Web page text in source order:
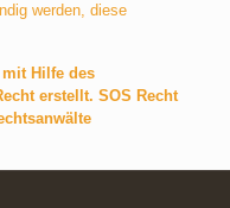
werden, diese
Hilfe des
erstellt. SOS Recht